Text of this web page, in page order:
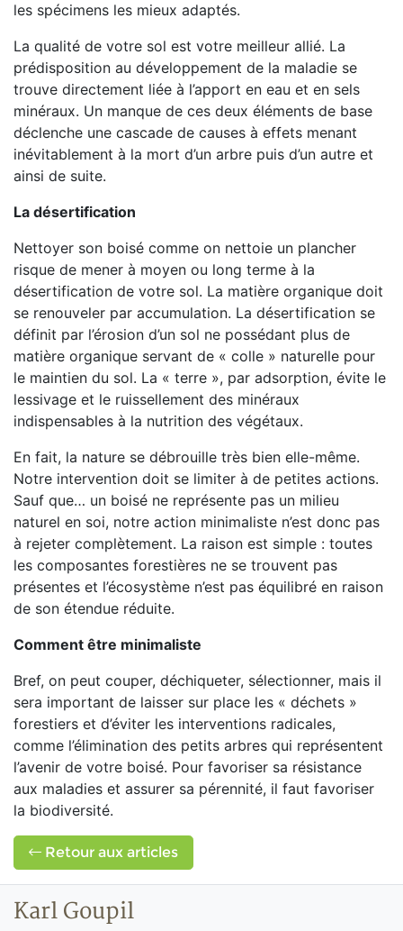
les spécimens les mieux adaptés.
La qualité de votre sol est votre meilleur allié. La
prédisposition au développement de la maladie se
trouve directement liée à l’apport en eau et en sels
minéraux. Un manque de ces deux éléments de base
déclenche une cascade de causes à effets menant
inévitablement à la mort d’un arbre puis d’un autre et
ainsi de suite.
La désertification
Nettoyer son boisé comme on nettoie un plancher
risque de mener à moyen ou long terme à la
désertification de votre sol. La matière organique doit
se renouveler par accumulation. La désertification se
définit par l’érosion d’un sol ne possédant plus de
matière organique servant de « colle » naturelle pour
le maintien du sol. La « terre », par adsorption, évite le
lessivage et le ruissellement des minéraux
indispensables à la nutrition des végétaux.
En fait, la nature se débrouille très bien elle-même.
Notre intervention doit se limiter à de petites actions.
Sauf que… un boisé ne représente pas un milieu
naturel en soi, notre action minimaliste n’est donc pas
à rejeter complètement. La raison est simple : toutes
les composantes forestières ne se trouvent pas
présentes et l’écosystème n’est pas équilibré en raison
de son étendue réduite.
Comment être minimaliste
Bref, on peut couper, déchiqueter, sélectionner, mais il
sera important de laisser sur place les « déchets »
forestiers et d’éviter les interventions radicales,
comme l’élimination des petits arbres qui représentent
l’avenir de votre boisé. Pour favoriser sa résistance
aux maladies et assurer sa pérennité, il faut favoriser
la biodiversité.
Retour aux articles
Karl Goupil